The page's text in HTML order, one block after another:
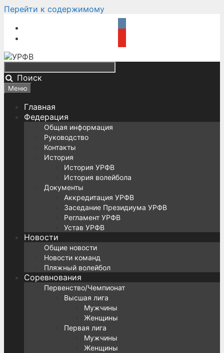
Перейти к содержимому
Поиск
Меню
Главная
Федерация
Общая информация
Руководство
Контакты
История
История УРФВ
История волейбола
Документы
Аккредитация УРФВ
Заседание Президиума УРФВ
Регламент УРФВ
Устав УРФВ
Новости
Общие новости
Новости команд
Пляжный волейбол
Соревнования
Первенство/Чемпионат
Высшая лига
Мужчины
Женщины
Первая лига
Мужчины
Женщины